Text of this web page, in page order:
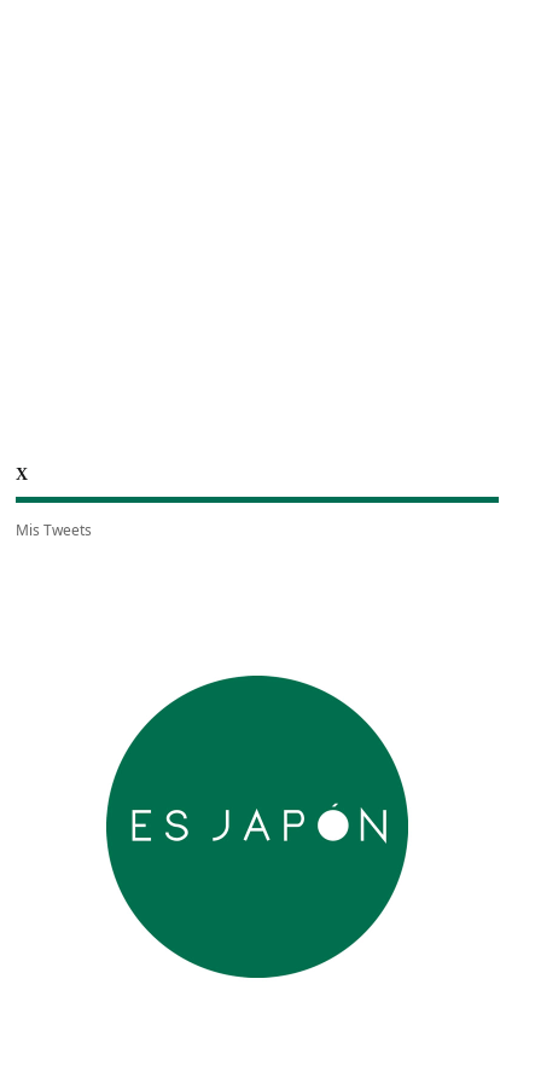
X
Mis Tweets